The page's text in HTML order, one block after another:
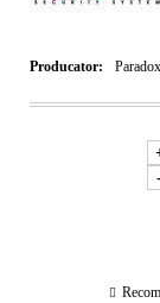
Producator: Paradox